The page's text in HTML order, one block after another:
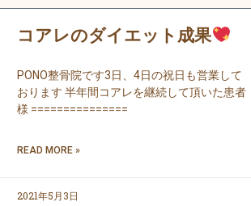
コアレのダイエット成果
PONO整骨院です3日、4日の祝日も営業して
おります 半年間コアレを継続して頂いた患者
様 ===============
READ MORE »
2021年5月3日
ー ー
ー
ー
ー
ー
ー
ー
ー